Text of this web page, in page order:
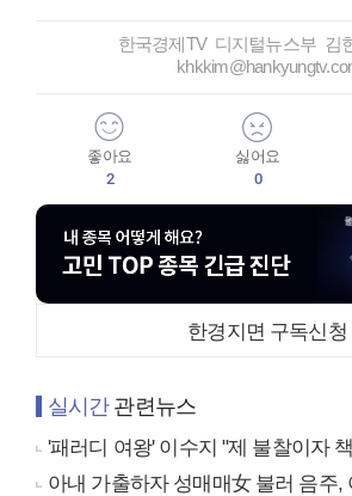
한국경제TV 디지털뉴스부 김
좋아요
2
싫어요
0
한경지면 구독신청
실시간관련뉴스
'패러디 여왕' 이수지 "제 불찰이자
아내 가출하자 성매매女 불러 음주,